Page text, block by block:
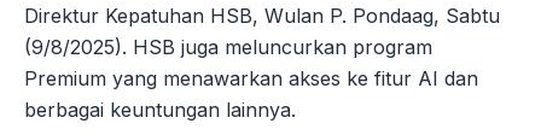
Direktur Kepatuhan HSB, Wulan P. Pondaag, Sabtu
(9/8/2025). HSB juga meluncurkan program
Premium yang menawarkan akses ke fitur AI dan
berbagai keuntungan lainnya.